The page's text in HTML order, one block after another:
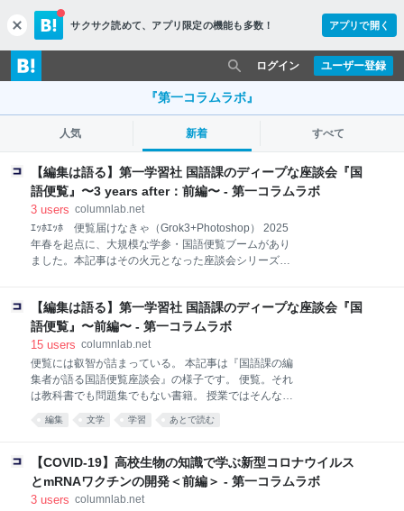
c
l
o
s
サクサク読めて、 アプリ限定の機能も多数！ アプリで開く
ユーザー登録
ログイン
『第一コラムラボ』
人気 新着 すべて
【編集は語る】第一学習社 国語課のディープな座談会『国
語便覧』〜3 years after：前編〜 - 第一コラムラボ
3 users columnlab.net
ｴｯﾎｴｯﾎ 便覧届けなきゃ（Grok3+Photoshop） 2025
年春を起点に、大規模な学参・国語便覧ブームがあり
ました。本記事はその火元となった座談会シリーズの
一学習社 国語課のディープな座談会『国語便覧』〜前
編〜 - 第一コラムラボ 【編集は語る】第一学習社 国語
課のディープな座談会『国語便覧』〜中編〜 - 第一コ
ラムラボ 【編集は語る】第一学習社 国語課のディープ
な座談会『国語便覧』〜後編〜 - 第一コラムラボ 加熱
する便覧ブームの最中、３年ぶりに、現代文・古文・
り、今回のブームに思うことなどについて、この３年
に思う うさぎ人気 大河ドラマと国語便覧 学び直しに
ついて 刀剣乱舞との関
【編集は語る】第一学習社 国語課のディープな座談会『国
語便覧』〜前編〜 - 第一コラムラボ
15 users columnlab.net
便覧には叡智が詰まっている。 本記事は『国語課の編
集者が語る国語便覧座談会』の様子です。 便覧。それ
は教科書でも問題集でもない書籍。 授業ではそんなに
使った記憶はないし，記憶に残っているのは厚く重い
ということくらいという方もいらっしゃるかもしれま
でもかと凝縮された珠玉の一冊ということがわかりま
した。 『大人になってから便覧の価値に気がついた』
そういう声も少なくありません。 本記事はその熱と魅
編集 文学 学習 あとで読む
【COVID-19】高校生物の知識で学ぶ新型コロナウイルス
とmRNAワクチンの開発＜前編＞ - 第一コラムラボ
3 users columnlab.net